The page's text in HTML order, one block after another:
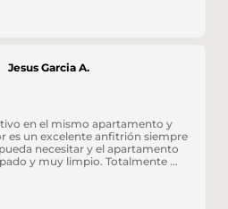
Jesus Garcia A.
en el mismo apartamento y
es un excelente anfitrión siempre
necesitar y el apartamento
y muy limpio. Totalmente